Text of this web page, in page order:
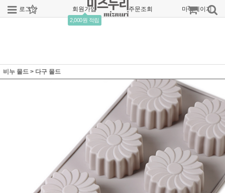
로그인 회원가입
2,000원 적립
주문조회 마이페이지
비누 몰드 > 다구 몰드